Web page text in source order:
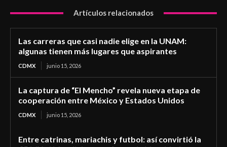
Artículos relacionados
Las carreras que casi nadie elige en la UNAM:
algunas tienen más lugares que aspirantes
CDMX junio 15, 2026
La captura de “El Mencho” revela nueva etapa de
cooperación entre México y Estados Unidos
CDMX junio 15, 2026
Entre catrinas, mariachis y futbol: así convirtió la